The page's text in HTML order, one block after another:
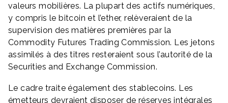
valeurs mobilières. La plupart des actifs numériques,
y compris le bitcoin et l’ether, relèveraient de la
supervision des matières premières par la
Commodity Futures Trading Commission. Les jetons
assimilés à des titres resteraient sous l’autorité de la
Securities and Exchange Commission.
Le cadre traite également des stablecoins. Les
émetteurs devraient disposer de réserves intégrales